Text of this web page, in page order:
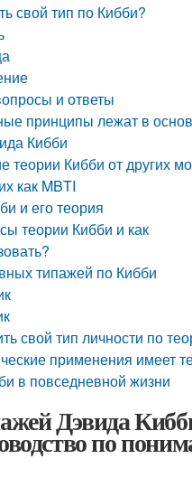
свой тип по Кибби?
и ответы
принципы лежат в
Кибби
теории Кибби от других
как MBTI
и его теория
теории Кибби и как
типажей по Кибби
свой тип личности по
применения имеет
в повседневной жизни
Дэвида
по